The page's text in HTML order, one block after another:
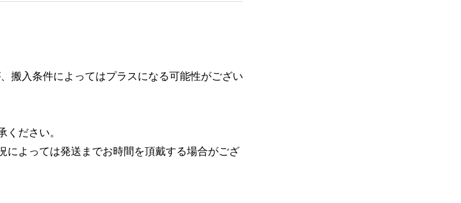
搬入条件によってはプラスになる可能性がござい
ださい。
よっては発送までお時間を頂戴する場合がござ